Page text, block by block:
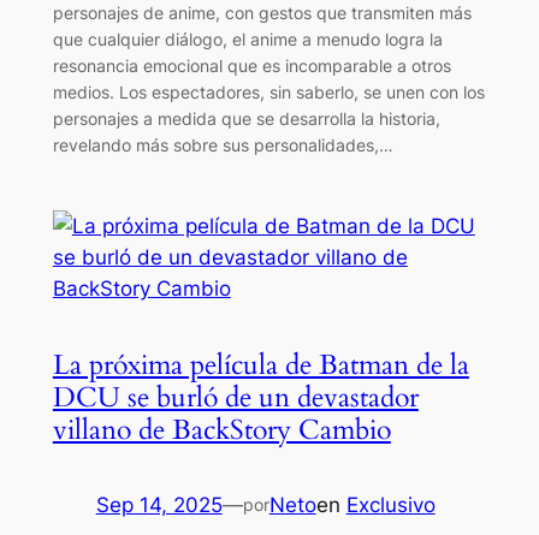
personajes de anime, con gestos que transmiten más
que cualquier diálogo, el anime a menudo logra la
resonancia emocional que es incomparable a otros
medios. Los espectadores, sin saberlo, se unen con los
personajes a medida que se desarrolla la historia,
revelando más sobre sus personalidades,…
La próxima película de Batman de la
DCU se burló de un devastador
villano de BackStory Cambio
Sep 14, 2025—porNetoen Exclusivo